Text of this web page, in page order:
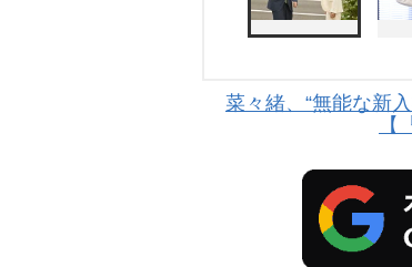
菜々緒、“無能な新